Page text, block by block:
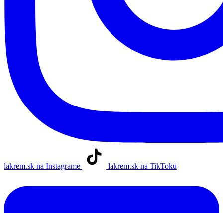
lakrem.sk na Instagrame lakrem.sk na TikToku